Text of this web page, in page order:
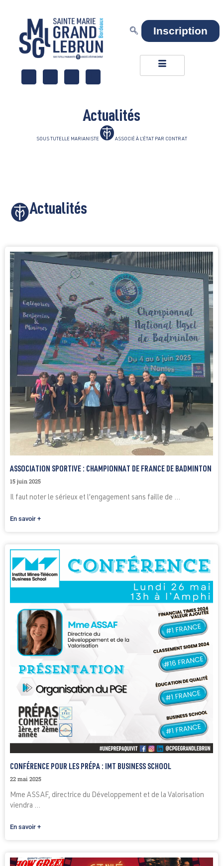
Inscription
Actualités
SOUS TUTELLE MARIANISTE ASSOCIÉ À L’ÉTAT PAR CONTRAT
Actualités
ASSOCIATION SPORTIVE : CHAMPIONNAT DE FRANCE DE BADMINTON
15 juin 2025
Il faut noter le sérieux et l’engagement sans faille de ...
En savoir +
CONFÉRENCE POUR LES PRÉPA : IMT BUSINESS SCHOOL
22 mai 2025
Mme ASSAF, directrice du Développement et de la Valorisation
viendra ...
En savoir +